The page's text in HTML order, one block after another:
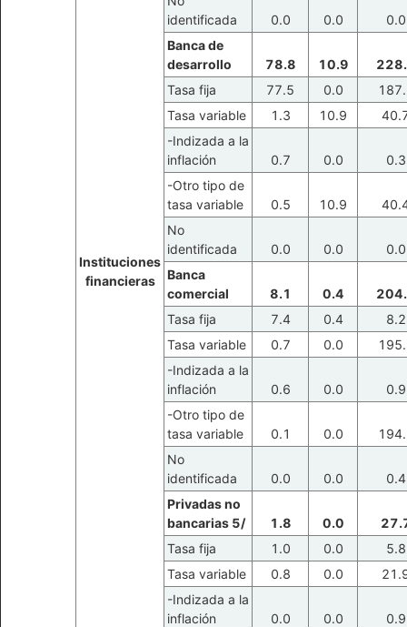
Instituciones
financieras
identificada
0.0 0.0
0.0
Banca de
desarrollo
78.8 10.9
Tasa fija
77.5 0.0
Tasa variable
1.3 10.9
-Indizada a la
inflación
0.7 0.0
0.3
-Otro tipo de
tasa variable
0.5 10.9
No
identificada
0.0 0.0
0.0
Banca
comercial
8.1 0.4
Tasa fija
7.4 0.4
8.2
Tasa variable
0.7 0.0
-Indizada a la
inflación
0.6 0.0
0.9
-Otro tipo de
tasa variable
0.1 0.0
No
identificada
0.0 0.0
0.4
Privadas no
bancarias 5/
1.8 0.0
Tasa fija
1.0 0.0
5.8
Tasa variable
0.8 0.0
-Indizada a la
inflación
0.0 0.0
0.9